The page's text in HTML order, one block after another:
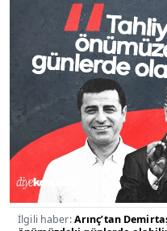
İlgili haber:Arınç’tan